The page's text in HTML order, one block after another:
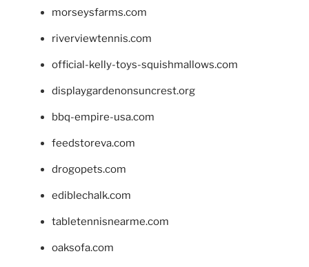
morseysfarms.com
riverviewtennis.com
official-kelly-toys-squishmallows.com
displaygardenonsuncrest.org
bbq-empire-usa.com
feedstoreva.com
drogopets.com
ediblechalk.com
tabletennisnearme.com
oaksofa.com